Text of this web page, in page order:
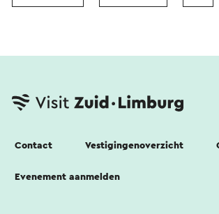
Contact Vestigingenoverzicht
Evenement aanmelden